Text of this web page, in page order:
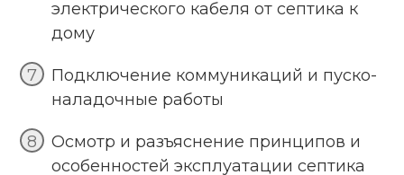
электрического кабеля от септика к
дому
Подключение коммуникаций и пуско-
наладочные работы
Осмотр и разъяснение принципов и
особенностей эксплуатации септика